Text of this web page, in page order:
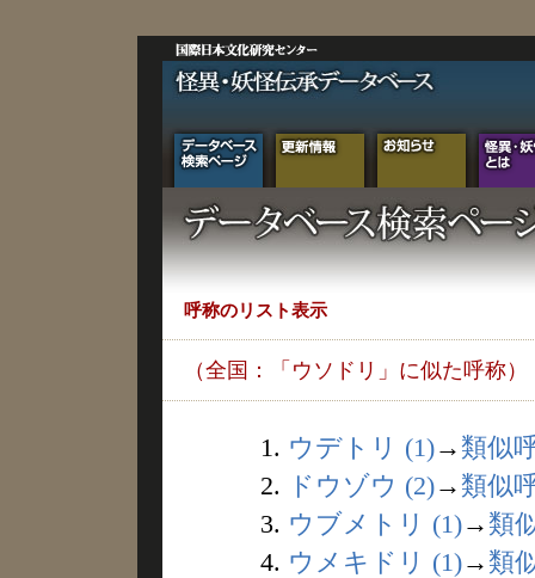
呼称のリスト表示
（全国：「ウソドリ」に似た呼称）
1. ウデトリ (1)→ 類似
2.
ドウゾウ (2)→ 類似
3. ウブメトリ (1)→ 類
4. ウメキドリ (1)→ 類